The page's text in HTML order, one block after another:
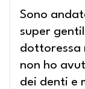
Sono
super
dottoressa
non ho
dei denti e